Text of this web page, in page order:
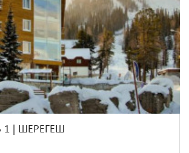
| ШЕРЕГЕШ